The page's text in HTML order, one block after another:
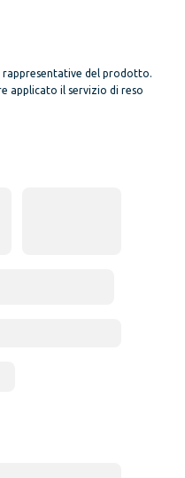
rappresentative del prodotto.
applicato il servizio di reso